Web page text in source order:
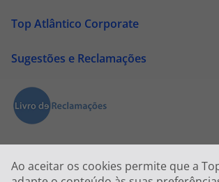
Ao aceitar os cookies permite que a
Top Atlântico Corporate
Sugestões e Reclamações